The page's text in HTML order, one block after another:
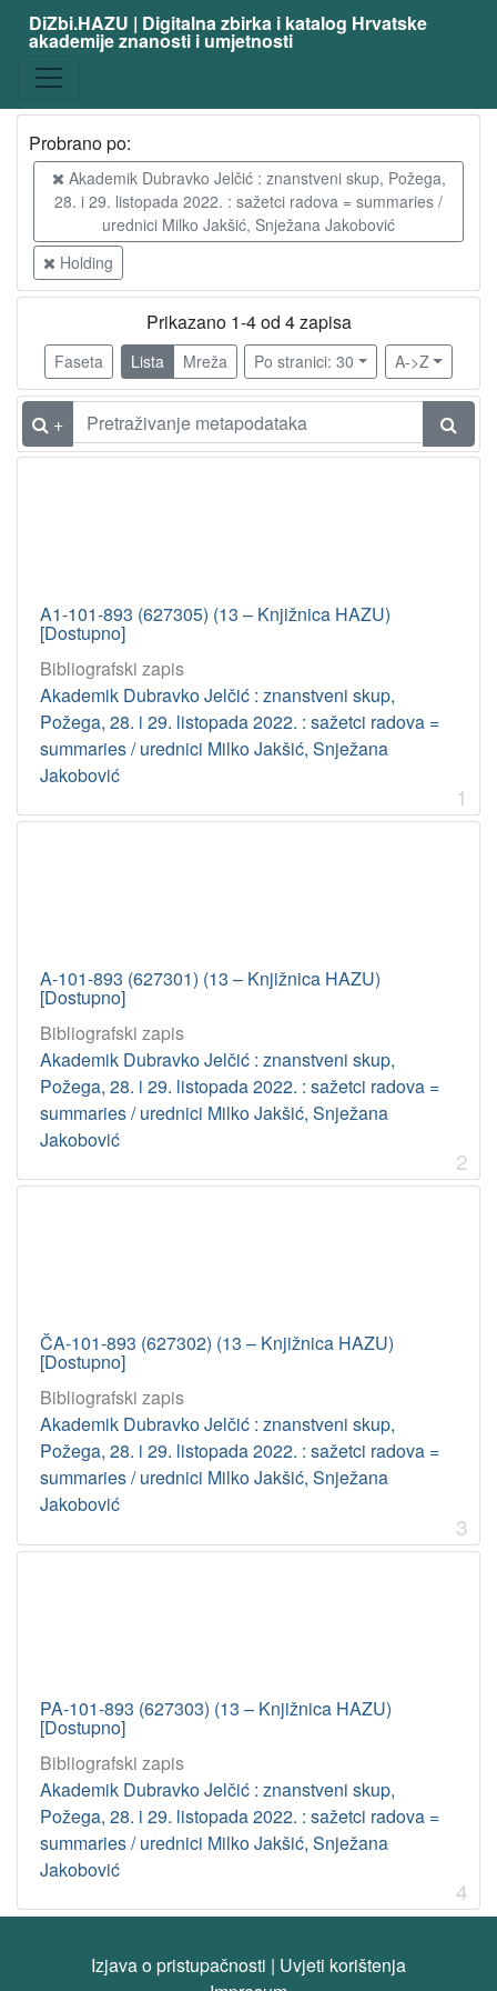
DiZbi.HAZU | Digitalna zbirka i katalog Hrvatske
akademije znanosti i umjetnosti
Probrano po:
Akademik Dubravko Jelčić : znanstveni skup, Požega,
28. i 29. listopada 2022. : sažetci radova = summaries /
urednici Milko Jakšić, Snježana Jakobović
Holding
Prikazano 1-4 od 4 zapisa
Faseta Lista Mreža Po stranici: 30 A->Z
+
A1-101-893 (627305) (13 – Knjižnica HAZU)
[Dostupno]
Bibliografski zapis
Akademik Dubravko Jelčić : znanstveni skup,
Požega, 28. i 29. listopada 2022. : sažetci radova =
summaries / urednici Milko Jakšić, Snježana
Jakobović
1
A-101-893 (627301) (13 – Knjižnica HAZU)
[Dostupno]
Bibliografski zapis
Akademik Dubravko Jelčić : znanstveni skup,
Požega, 28. i 29. listopada 2022. : sažetci radova =
summaries / urednici Milko Jakšić, Snježana
Jakobović
2
ČA-101-893 (627302) (13 – Knjižnica HAZU)
[Dostupno]
Bibliografski zapis
Akademik Dubravko Jelčić : znanstveni skup,
Požega, 28. i 29. listopada 2022. : sažetci radova =
summaries / urednici Milko Jakšić, Snježana
Jakobović
3
PA-101-893 (627303) (13 – Knjižnica HAZU)
[Dostupno]
Bibliografski zapis
Akademik Dubravko Jelčić : znanstveni skup,
Požega, 28. i 29. listopada 2022. : sažetci radova =
summaries / urednici Milko Jakšić, Snježana
Jakobović
4
Izjava o pristupačnosti | Uvjeti korištenja